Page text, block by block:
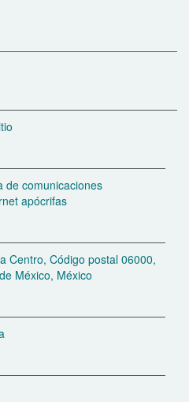
de comunicaciones
apócrifas
Centro, Código postal 06000,
México, México